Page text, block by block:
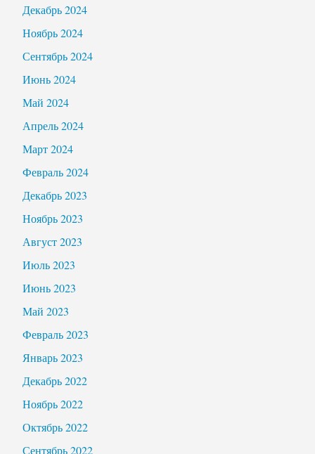
Декабрь 2024
Ноябрь 2024
Сентябрь 2024
Июнь 2024
Май 2024
Апрель 2024
Март 2024
Февраль 2024
Декабрь 2023
Ноябрь 2023
Август 2023
Июль 2023
Июнь 2023
Май 2023
Февраль 2023
Январь 2023
Декабрь 2022
Ноябрь 2022
Октябрь 2022
Сентябрь 2022